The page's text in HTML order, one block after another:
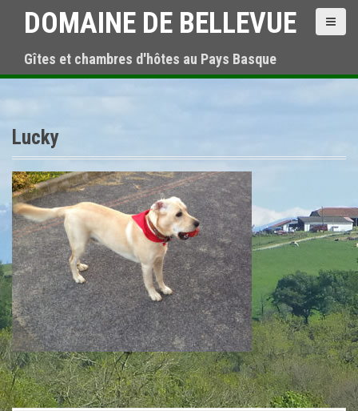
t
t
DOMAINE DE BELLEVUE
Gîtes et chambres d'hôtes au Pays Basque
Lucky